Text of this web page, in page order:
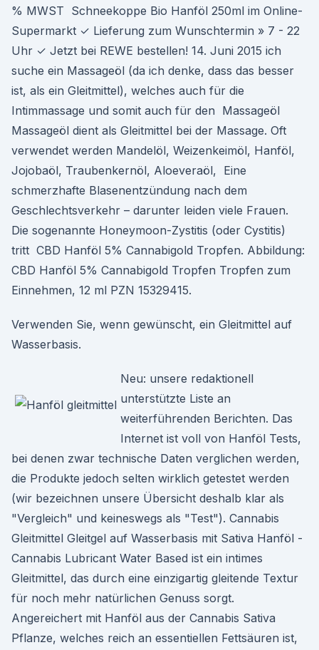
% MWST Schneekoppe Bio Hanföl 250ml im Online-
Supermarkt ✓ Lieferung zum Wunschtermin » 7 - 22
Uhr ✓ Jetzt bei REWE bestellen! 14. Juni 2015 ich
suche ein Massageöl (da ich denke, dass das besser
ist, als ein Gleitmittel), welches auch für die
Intimmassage und somit auch für den Massageöl
Massageöl dient als Gleitmittel bei der Massage. Oft
verwendet werden Mandelöl, Weizenkeimöl, Hanföl,
Jojobaöl, Traubenkernöl, Aloeveraöl, Eine
schmerzhafte Blasenentzündung nach dem
Geschlechtsverkehr – darunter leiden viele Frauen.
Die sogenannte Honeymoon-Zystitis (oder Cystitis)
tritt CBD Hanföl 5% Cannabigold Tropfen. Abbildung:
CBD Hanföl 5% Cannabigold Tropfen Tropfen zum
Einnehmen, 12 ml PZN 15329415.
Verwenden Sie, wenn gewünscht, ein Gleitmittel auf
Wasserbasis.
Neu: unsere redaktionell
unterstützte Liste an
weiterführenden Berichten. Das
Internet ist voll von Hanföl Tests,
bei denen zwar technische Daten verglichen werden,
die Produkte jedoch selten wirklich getestet werden
(wir bezeichnen unsere Übersicht deshalb klar als
"Vergleich" und keineswegs als "Test"). Cannabis
Gleitmittel Gleitgel auf Wasserbasis mit Sativa Hanföl -
Cannabis Lubricant Water Based ist ein intimes
Gleitmittel, das durch eine einzigartig gleitende Textur
für noch mehr natürlichen Genuss sorgt.
Angereichert mit Hanföl aus der Cannabis Sativa
Pflanze, welches reich an essentiellen Fettsäuren ist,